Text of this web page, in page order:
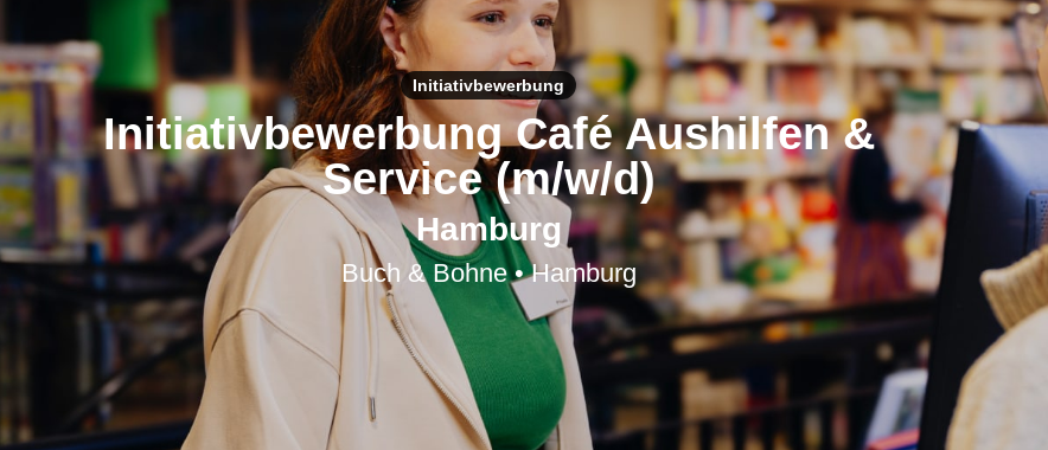
Initiativbewerbung
Initiativbewerbung Café Aushilfen &
Service (m/w/d)
Hamburg
Buch & Bohne • Hamburg